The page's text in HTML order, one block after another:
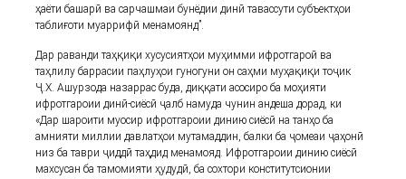
ҳаёти башарӣ ва сарчашмаи бунёдии динӣ тавассути субъектҳои
таблиғоти муаррифӣ менамоянд”.
Дар раванди таҳқиқи хусусиятҳои муҳимми ифротгароӣ ва
таҳлилу баррасии паҳлуҳои гуногуни он саҳми муҳақиқи тоҷик
Ҷ.Х. Ашурзода назаррас буда, диққати асосиро ба моҳияти
ифротгароии динӣ-сиёсӣ ҷалб намуда чунин андеша дорад, ки
«Дар шароити муосир ифротгароии динию сиёсӣ на танҳо ба
амнияти миллии давлатҳои мутамаддин, балки ба ҷомеаи ҷаҳонӣ
низ ба таври ҷиддӣ таҳдид менамояд. Ифротгароии динию сиёсӣ
махсусан ба тамомияти ҳудудӣ, ба сохтори конститутсионии